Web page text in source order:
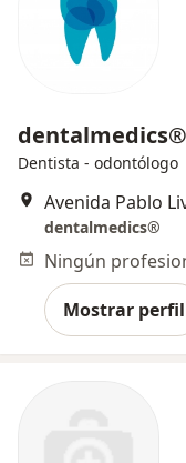
dentalmedics®
Dentista - odontólogo
Avenida Pablo
dentalmedics®
Mostrar perfil